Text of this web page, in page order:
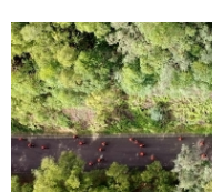
文化产业
地方频道
北京 天津